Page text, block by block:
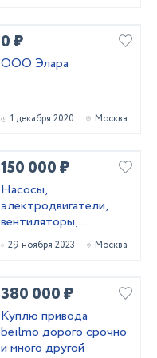
0 ₽
ООО Элара
1 декабря 2020 Москва
150 000 ₽
Насосы,
электродвигатели,
вентиляторы,
редукторы
29 ноября 2023 Москва
380 000 ₽
Куплю привода
beilmo дорого срочно
и много другой